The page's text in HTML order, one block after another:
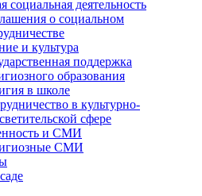
социальная деятельность
о социальном
и культура
поддержка
образования
в школе
в культурно-
сфере
и СМИ
СМИ